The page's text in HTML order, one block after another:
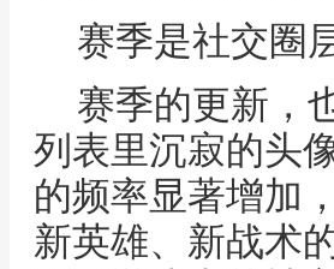
赛季是社交圈
赛季的更新，
列表里沉寂的头
的频率显著增加
新英雄、新战术